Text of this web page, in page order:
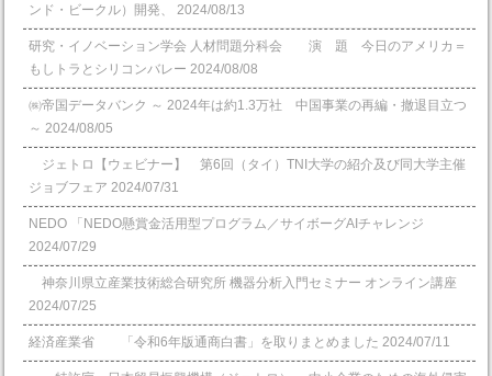
ンド・ビークル）開発、
2024/08/13
研究・イノベーション学会 人材問題分科会 演 題 今日のアメリカ＝
もしトラとシリコンバレー 2024/08/08
㈱帝国データバンク ～ 2024年は約1.3万社 中国事業の再編・撤退目立つ
～ 2024/08/05
ジェトロ【ウェビナー】 第6回（タイ）TNI大学の紹介及び同大学主催
ジョブフェア 2024/07/31
NEDO 「NEDO懸賞⾦活⽤型プログラム／サイボーグAIチャレンジ
2024/07/29
神奈川県立産業技術総合研究所 機器分析入門セミナー オンライン講座
2024/07/25
経済産業省 「令和6年版通商白書」を取りまとめました 2024/07/11